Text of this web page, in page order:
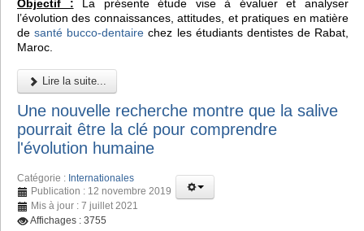
Objectif : La présente étude vise à évaluer et analyser
l’évolution des connaissances, attitudes, et pratiques en matière
desanté bucco-dentaire chez les étudiants dentistes de Rabat,
Maroc.
Lire la suite...
Une nouvelle recherche montre que la salive
pourrait être la clé pour comprendre
l'évolution humaine
Catégorie : Internationales
Publication : 12 novembre 2019
Mis à jour : 7 juillet 2021
Affichages : 3755